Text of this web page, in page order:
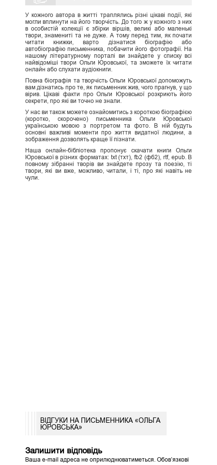
У кожного автора в житті траплялись різні цікаві події, які
могли вплинути на його творчість. До того ж у кожного з них
в особистій колекції є збірки віршів, великі або маленькі
твори, знамениті та не дуже. А тому перед тим, як почати
читати книжки, варто дізнатися біографію або
автобіографію письменника, побачити його фотографії. На
нашому літературному порталі ви знайдете у списку всі
найвідоміші твори Ольги Юровської, та зможете їх читати
онлайн або слухати аудіокниги.
Повна біографія та творчість Ольги Юровської допоможуть
вам дізнатись про те, як письменник жив, чого прагнув, у що
вірив. Цікаві факти про Ольги Юровської розкриють його
секрети, про які ви точно не знали.
У нас ви також можете ознайомитись з короткою біографією
(коротко, скорочено) письменника Ольги Юровської
українською мовою з портретом та фото. В ній будуть
основні важливі моменти про життя видатної людини, а
зображення дозволять краще її пізнати.
Наша онлайн-бібліотека пропонує скачати книги Ольги
Юровської в різних форматах: txt (тхт), fb2 (фб2), rtf, epub. В
повному зібранні творів ви знайдете прозу та поезію, ті
твори, які ви вже, можливо, читали, і ті, про які навіть не
чули.
ВІДГУКИ НА ПИСЬМЕННИКА «ОЛЬГА
ЮРОВСЬКА»
Залишити відповідь
Ваша e-mail адреса не оприлюднюватиметься.Обов’язкові